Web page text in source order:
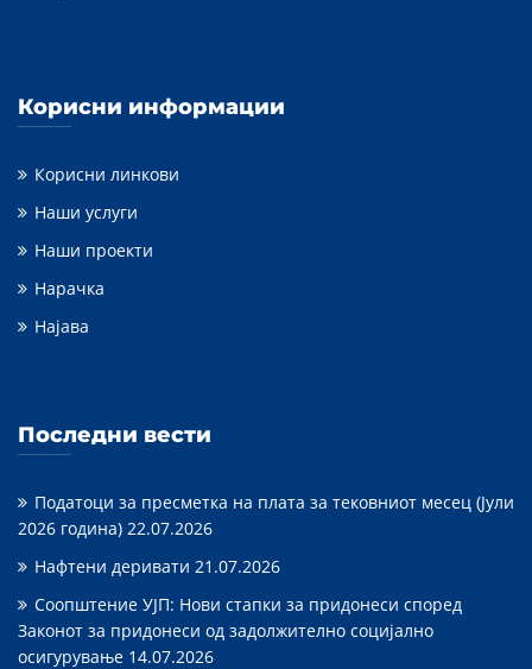
Корисни информации
Корисни линкови
Наши услуги
Наши проекти
Нарачка
Најава
Последни вести
Податоци за пресметка на плата за тековниот месец (Јули
2026 година) 22.07.2026
Нафтени деривати 21.07.2026
Соопштение УЈП: Нови стапки за придонеси според
Законот за придонеси од задолжително социјално
осигурување 14.07.2026